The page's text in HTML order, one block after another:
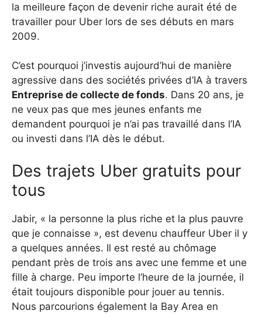
la meilleure façon de devenir riche aurait été de
travailler pour Uber lors de ses débuts en mars
2009.
C’est pourquoi j’investis aujourd’hui de manière
agressive dans des sociétés privées d’IA à travers
Entreprise de collecte de fonds. Dans 20 ans, je
ne veux pas que mes jeunes enfants me
demandent pourquoi je n’ai pas travaillé dans l’IA
ou investi dans l’IA dès le début.
Des trajets Uber gratuits pour
tous
Jabir, « la personne la plus riche et la plus pauvre
que je connaisse », est devenu chauffeur Uber il y
a quelques années. Il est resté au chômage
pendant près de trois ans avec une femme et une
fille à charge. Peu importe l’heure de la journée, il
était toujours disponible pour jouer au tennis.
Nous parcourions également la Bay Area en